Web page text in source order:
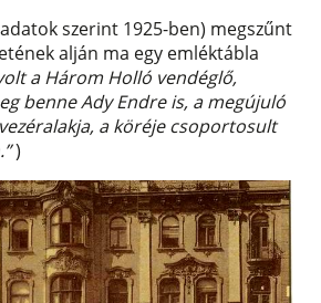
szerint 1925-ben) megszűnt
alján ma egy emléktábla
a Három Holló vendéglő,
benne Ady Endre is, a megújuló
a köréje csoportosult
)